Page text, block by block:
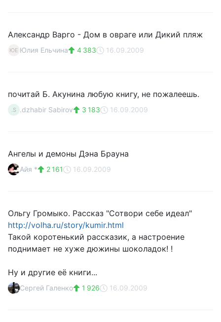
Александр Варго - Дом в овраге или Дикий пляж
ЮЕ Юлия Ельчина 4 383 16.09.2009
почитай Б. Акунина любую книгу, не пожалеешь.
.S .dzhabir Sabirov 3 183 16.09.2009
Ангелы и демоны Дэна Брауна
Айя * 2 161 16.09.2009
Ольгу Громыко. Рассказ "Сотвори себе идеал"
http://volha.ru/story/kumir.html
Такой коротенький рассказик, а настроение
поднимает не хуже дюжины шоколадок! !
Ну и другие её книги...
Сергей Галенко 1 926 16.09.2009